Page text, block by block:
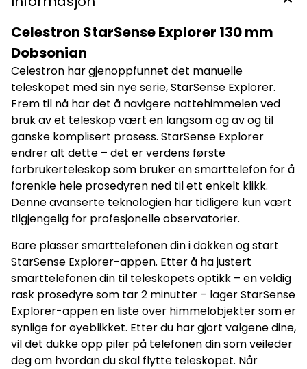
Monteringen bygger på en enkel, lett men likevel solid
større og langt dyrere ekvatorialmonteringene som Newton-
tuber normalt leveres med. Dette gjør Dobson-monterte
Newton-teleskop til en egnet plattform for ambisiøse
nybegynnere. 130 mm objektivåpning innebærer at denne
modellen samler 30 % mer lys enn "lillebror" StarSense
Explorer 114 Dobsonian. Kollimering Dette er en speilbasert
modell hvis primær- og sekundærspeil krever jevnlig
vedlikehold (kollimering). Grunnet vibrasjoner,
temperatursvingninger o.l. vil speilene over tid komme ut av
kurs. For å ivareta tilfredsstillende optisk ytelse over
tid anbefaler vi derfor at du kjøper til et kollimeringsokular (
se relaterte produkter nederst på denne siden ). Brukernivå
for denne modellen Vil du vite hvorfor vi har gitt denne
modellen dette brukernivået, se HER . Spesifikasjoner
Produsent Celestron Modellnavn StarSense Explorer 130
mm Dobsonian Objektivdiameter 130 mm Brennvidde 650
mm F-tall f/5 Optisk konstruksjon Reflektor (Newton) Fokuser
1.25" Søkekikkert Rødpunktsikte Bildets orientering Speilvendt
og opp-ned Direkte kameratilkobling Nei Motordrift Nei
Kompositt Forstørrelse med medfølgende okular 1 26x
Forstørrelse med medfølgende okular 2 65x Høyeste
forstørrelse (teoretisk) 260x (anbefalt maks 180-200x)
Størrelse og vekt Vekt reflektor (uten utstyr) 3,72 kg
Størrelse reflektor (L x D) 616x165 mm Sendingsvekt –
Sendingsmål – Innhold i esken • Reflektortube •
Rødpunktsikte • 25 mm 1.25" okular • 10 mm 1.25" okular •
Dobson-bord/gulvmontering • StarSense mobilbrakett
Hva trenger jeg av apper? Du vil behøve en app som
heter StarSense Explorer og du kan laste den ned herfra:
Celestron StarSense Explorer 130 mm
Dobsonian
Celestron har gjenoppfunnet det manuelle
teleskopet med sin nye serie, StarSense Explorer.
Frem til nå har det å navigere nattehimmelen ved
bruk av et teleskop vært en langsom og av og til
ganske komplisert prosess. StarSense Explorer
endrer alt dette – det er verdens første
forbrukerteleskop som bruker en smarttelefon for å
forenkle hele prosedyren ned til ett enkelt klikk.
Denne avanserte teknologien har tidligere kun vært
tilgjengelig for profesjonelle observatorier.
Bare plasser smarttelefonen din i dokken og start
StarSense Explorer-appen. Etter å ha justert
smarttelefonen din til teleskopets optikk – en veldig
rask prosedyre som tar 2 minutter – lager StarSense
Explorer-appen en liste over himmelobjekter som er
synlige for øyeblikket. Etter du har gjort valgene dine,
vil det dukke opp piler på telefonen din som veileder
deg om hvordan du skal flytte teleskopet. Når